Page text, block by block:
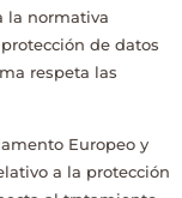
la normativa
de datos
respeta las
Europeo y
a la protección